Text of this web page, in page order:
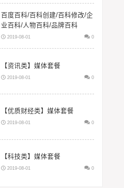
百度百科/百科创建/百科修改/企
业百科/人物百科/品牌百科
2019-08-01 0
【资讯类】媒体套餐
2019-08-01 0
【优质财经类】媒体套餐
2019-08-01 0
【科技类】媒体套餐
2019-08-01 0